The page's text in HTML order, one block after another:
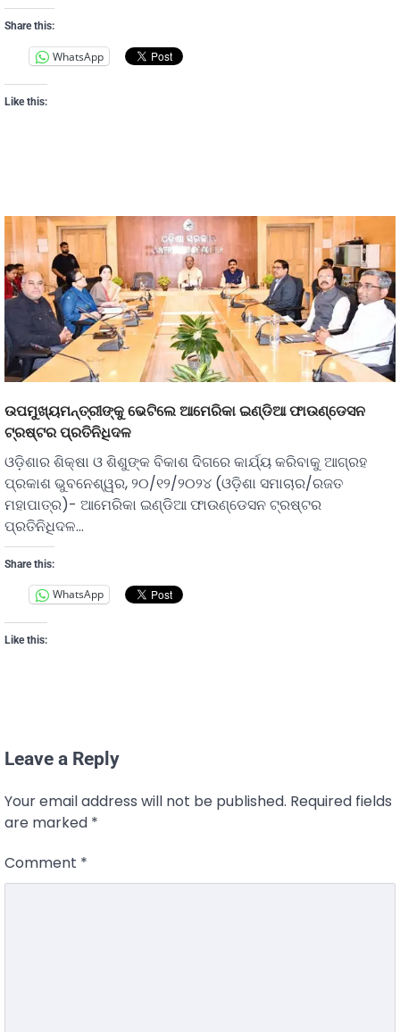
Share this:
WhatsApp
Like this:
ଉପମୁଖ୍ୟମନ୍ତ୍ରୀଙ୍କୁ ଭେଟିଲେ ଆମେରିକା ଇଣ୍ଡିଆ ଫାଉଣ୍ଡେସନ
ଟ୍ରଷ୍ଟର ପ୍ରତିନିଧିଦଳ
ଓଡ଼ିଶାର ଶିକ୍ଷା ଓ ଶିଶୁଙ୍କ ବିକାଶ ଦିଗରେ କାର୍ଯ୍ୟ କରିବାକୁ ଆଗ୍ରହ
ପ୍ରକାଶ ଭୁବନେଶ୍ୱର, ୨୦/୧୨/୨୦୨୪ (ଓଡ଼ିଶା ସମାଚାର/ରଜତ
ମହାପାତ୍ର)- ଆମେରିକା ଇଣ୍ଡିଆ ଫାଉଣ୍ଡେସନ ଟ୍ରଷ୍ଟର
ପ୍ରତିନିଧିଦଳ…
Share this:
WhatsApp
Like this:
Leave a Reply
Your email address will not be published. Required fields
are marked *
Comment *